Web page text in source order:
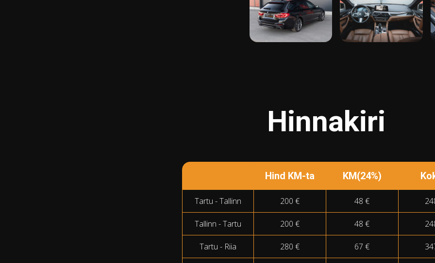
Hinnakiri
Hind KM-ta KM(24%)
Tartu - Tallinn 200 € 48 €
Tallinn - Tartu 200 € 48 €
Tartu - Riia 280 € 67 €